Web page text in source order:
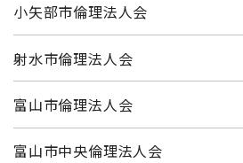
小矢部市倫理法人会
射水市倫理法人会
富山市倫理法人会
富山市中央倫理法人会